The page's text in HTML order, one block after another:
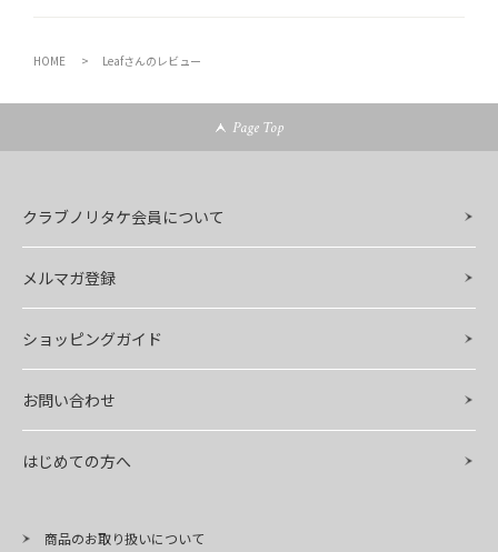
HOME Leafさんのレビュー
Page Top
クラブノリタケ会員について
メルマガ登録
ショッピングガイド
お問い合わせ
はじめての方へ
商品のお取り扱いについて